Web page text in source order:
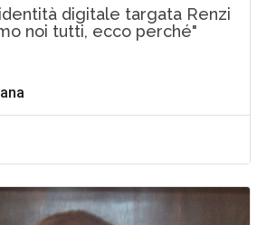
digitale targata Renzi
noi tutti, ecco perché"